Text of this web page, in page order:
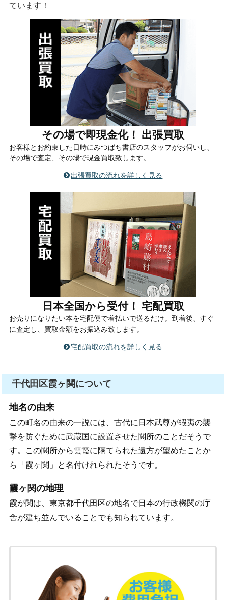
ています！
その場で即現金化！ 出張買取
お客様とお約束した日時にみつばち書店のスタッフがお伺いし、
その場で査定、その場で現金買取致します。
出張買取の流れを詳しく見る
日本全国から受付！ 宅配買取
お売りになりたい本を宅配便で着払いで送るだけ。到着後、すぐ
に査定し、買取金額をお振込み致します。
宅配買取の流れを詳しく見る
千代田区霞ヶ関について
地名の由来
この町名の由来の一説には、古代に日本武尊が蝦夷の襲
撃を防ぐために武蔵国に設置させた関所のことだそうで
す。この関所から雲霞に隔てられた遠方が望めたことか
ら「霞ヶ関」と名付けれられたそうです。
霞ヶ関の地理
霞が関は、東京都千代田区の地名で日本の行政機関の庁
舎が建ち並んでいることでも知られています。